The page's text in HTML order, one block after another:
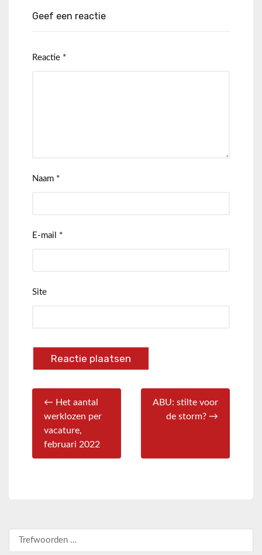
Geef een reactie
Reactie *
Naam *
E-mail *
Site
← Het aantal
werklozen per
vacature,
februari 2022
ABU: stilte voor
de storm? →